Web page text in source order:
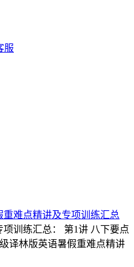
服
重难点精讲及专项训练汇总
训练汇总： 第1讲 八下要点
译林版英语暑假重难点精讲